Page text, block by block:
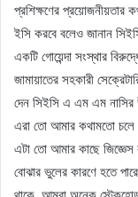
প্রশিক্ষণের প্রয়োজনীয়তার
ইসি করবে বলেও জানান
একটি গোয়েন্দা সংস্থার
জামায়াতের সহকারী
দেন সিইসি এ এম এম নাসির
এরা তো আমার কথামতো চলে
এটা তো আমার কাছে
বোঝার ভুলের কারণে হতে